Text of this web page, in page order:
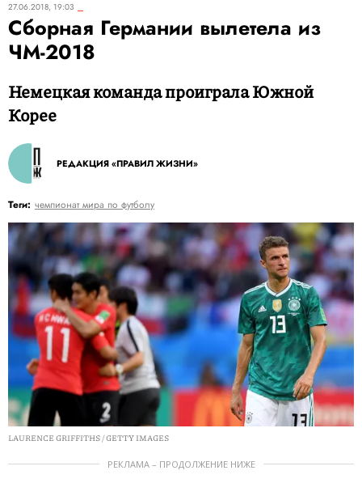
27.06.2018, 19:03
Сборная Германии вылетела из
ЧМ-2018
Немецкая команда проиграла Южной
Корее
РЕДАКЦИЯ «ПРАВИЛ ЖИЗНИ»
Теги: чемпионат мира по футболу
LAURENCE GRIFFITHS / GETTY IMAGES
РЕКЛАМА – ПРОДОЛЖЕНИЕ НИЖЕ